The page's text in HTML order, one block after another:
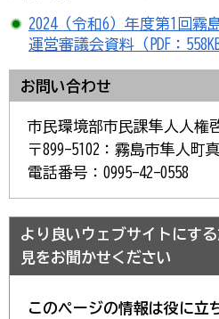
2024（令和6）年度第1回霧
運営審議会資料（PDF：558KB
お問い合わせ
市民環境部市民課隼人人権
〒899-5102：霧島市隼人町
電話番号：0995-42-0558
より良いウェブサイトにす
見をお聞かせください
このページの情報は役に立